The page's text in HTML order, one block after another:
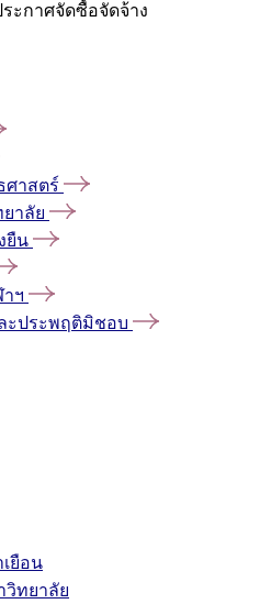
ะกาศจัดซื้อจัดจ้าง
ศาสตร์
าลัย
ยืน
ฯ
ะประพฤติมิชอบ
ยือน
วิทยาลัย